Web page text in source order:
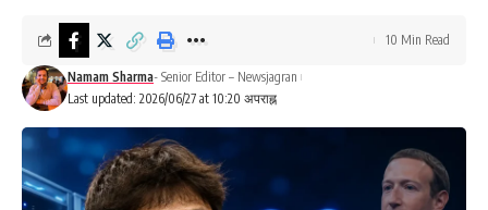
Last updated: 2026/06/27 at 10:20 अपराह्न
Namam Sharma- Senior Editor – Newsjagran
10 Min Read